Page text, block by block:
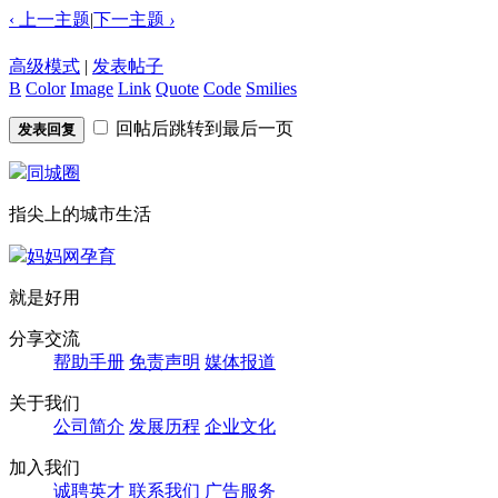
‹ 上一主题|下一主题 ›
高级模式 | 发表帖子
B Color Image Link Quote Code Smilies
发表回复 回帖后跳转到最后一页
同城圈
指尖上的城市生活
妈妈网孕育
就是好用
分享交流
帮助手册 免责声明 媒体报道
关于我们
公司简介 发展历程 企业文化
加入我们
诚聘英才 联系我们 广告服务